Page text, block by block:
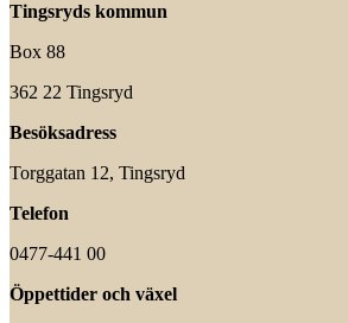
Tingsryds kommun
Box 88
362 22 Tingsryd
Besöksadress
Torggatan 12, Tingsryd
Telefon
0477-441 00
Öppettider och växel